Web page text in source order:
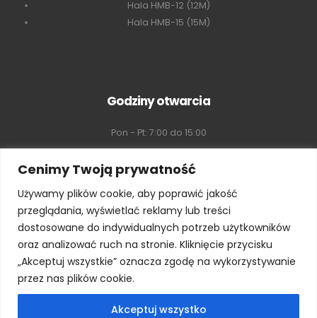
Cenimy Twoją prywatność
Używamy plików cookie, aby poprawić jakość
przeglądania, wyświetlać reklamy lub treści
dostosowane do indywidualnych potrzeb użytkowników
oraz analizować ruch na stronie. Kliknięcie przycisku
„Akceptuj wszystkie” oznacza zgodę na wykorzystywanie
przez nas plików cookie.
Akceptuj wszystko
Hala HMB-12 (12M)
Hala HMB-15 (15M)
Godziny otwarcia
Pon - Pt: 7:00 do 15:00
Sobota: 8:00 do 16:00
Niedziela: Zamknięte